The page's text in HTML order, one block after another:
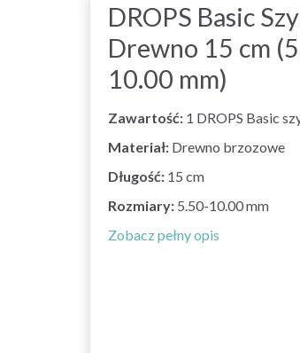
DROPS Basic
Drewno 15 cm
10.00 mm)
Zawartość: 1 DROPS Basic
Materiał: Drewno brzozowe
Długość: 15 cm
Rozmiary: 5.50-10.00 mm
Zobacz pełny opis